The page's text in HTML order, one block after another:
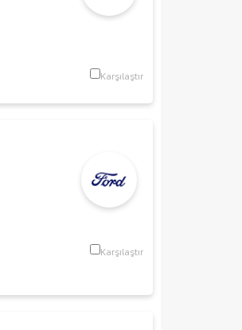
Karşılaştır
Karşılaştır